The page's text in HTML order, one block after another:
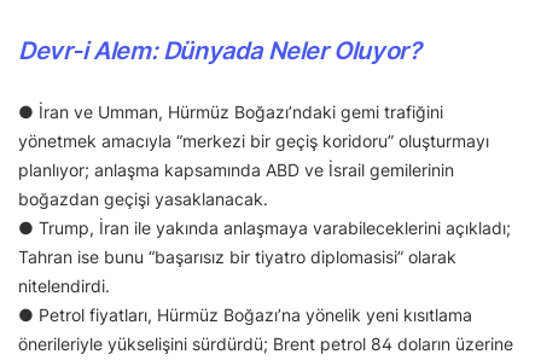
Devr-i Alem: Dünyada Neler Oluyor?
● İran ve Umman, Hürmüz Boğazı’ndaki gemi trafiğini
yönetmek amacıyla “merkezi bir geçiş koridoru” oluşturmayı
planlıyor; anlaşma kapsamında ABD ve İsrail gemilerinin
boğazdan geçişi yasaklanacak.
● Trump, İran ile yakında anlaşmaya varabileceklerini açıkladı;
Tahran ise bunu “başarısız bir tiyatro diplomasisi” olarak
nitelendirdi.
● Petrol fiyatları, Hürmüz Boğazı’na yönelik yeni kısıtlama
önerileriyle yükselişini sürdürdü; Brent petrol 84 doların üzerine